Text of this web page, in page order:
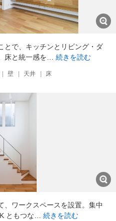
とで、キッチンとリビング・ダ
床と統一感を… 続きを読む
壁 天井 床
、ワークスペースを設置。集中
ともつな… 続きを読む